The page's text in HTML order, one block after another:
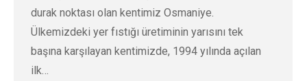
durak noktası olan kentimiz Osmaniye.
Ülkemizdeki yer fıstığı üretiminin yarısını tek
başına karşılayan kentimizde, 1994 yılında açılan
ilk…